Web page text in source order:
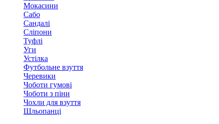
Мокасини
Сабо
Сандалі
Сліпони
Туфлі
Уги
Устілка
Футбольне взуття
Черевики
Чоботи гумові
Чоботи з піни
Чохли для взуття
Шльопанці